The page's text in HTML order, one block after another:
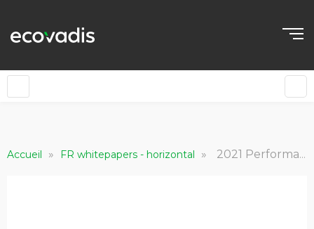
Accueil » FR whitepapers - horizontal » 2021 Performances RSE des entreprises françaises et européennes - comparatif OCDE et BRICS